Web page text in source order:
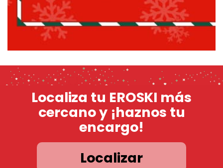
Localiza tu EROSKI más
cercano y ¡haznos tu
encargo!
Localizar